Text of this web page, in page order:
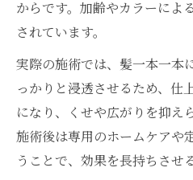
ダメージを抑えて艶
な理由
髪の健康を守るダ
ダメージに悩む女
からです。加齢やカラーによ
されています。
実際の施術では、髪一本一本
っかりと浸透させるため、仕
になり、くせや広がりを抑え
施術後は専用のホームケアや
うことで、効果を長持ちさせ